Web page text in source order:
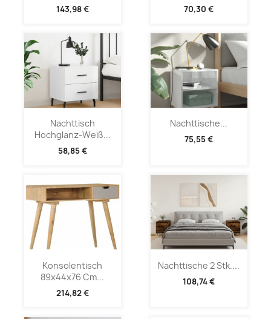
143,98 € 70,30 €
Nachttisch
Hochglanz-Weiß...
58,85 €
Nachttische...
75,55 €
Konsolentisch
89x44x76 Cm...
214,82 €
Nachttische 2 Stk....
108,74 €